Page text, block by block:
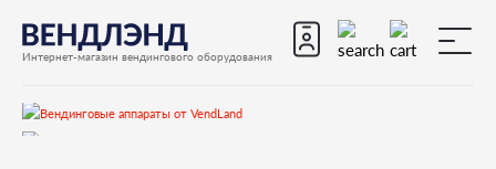
Интернет-магазин вендингового оборудования